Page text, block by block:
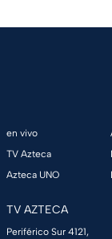
en vivo
TV Azteca
Azteca UNO
TV AZTECA
Periférico Sur 4121,